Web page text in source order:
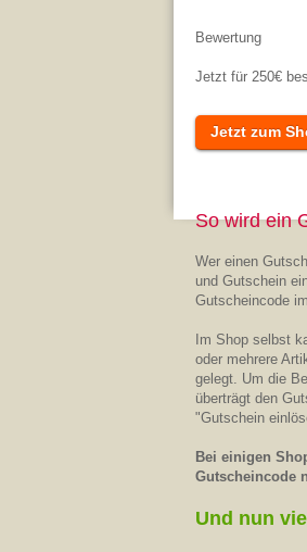
Bewertung
Jetzt für 250€
Jetzt zum
So wird ein
Wer einen
und Gutschein
Gutscheincode
Im Shop selbst
oder mehrere
gelegt. Um die
überträgt den
"Gutschein
Bei einigen
Gutscheincode
Und nun